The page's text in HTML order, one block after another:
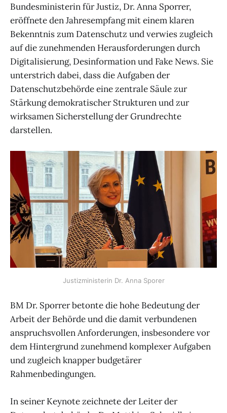
Bundesministerin für Justiz, Dr. Anna Sporrer,
eröffnete den Jahresempfang mit einem klaren
Bekenntnis zum Datenschutz und verwies zugleich
auf die zunehmenden Herausforderungen durch
Digitalisierung, Desinformation und Fake News. Sie
unterstrich dabei, dass die Aufgaben der
Datenschutzbehörde eine zentrale Säule zur
Stärkung demokratischer Strukturen und zur
wirksamen Sicherstellung der Grundrechte
darstellen.
Justizministerin Dr. Anna Sporer
BM Dr. Sporrer betonte die hohe Bedeutung der
Arbeit der Behörde und die damit verbundenen
anspruchsvollen Anforderungen, insbesondere vor
dem Hintergrund zunehmend komplexer Aufgaben
und zugleich knapper budgetärer
Rahmenbedingungen.
In seiner Keynote zeichnete der Leiter der